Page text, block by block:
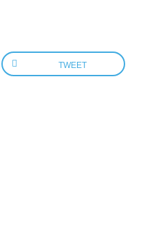
TWEET